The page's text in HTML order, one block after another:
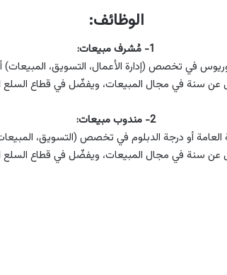
الوظائف:
1- مُشرف مبيعات:
في تخصص (إدارة الأعمال، التسويق، المبيعات)
عن سنة في مجال المبيعات، ويفضّل في قطاع السلع
2- مندوب مبيعات:
العامة أو درجة الدبلوم في تخصص (التسويق،
عن سنة في مجال المبيعات، ويفضّل في قطاع السلع